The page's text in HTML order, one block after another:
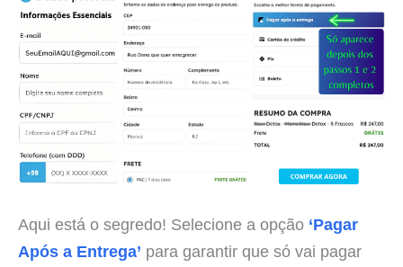
Aqui está o segredo! Selecione a opção ‘Pagar
Após a Entrega’ para garantir que só vai pagar